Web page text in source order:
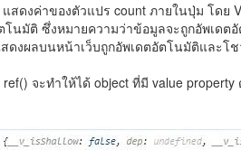
แสดงค่าของตัวแปร count ภายในปุ่ม โดย
โนมัติ ซึ่งหมายความว่าข้อมูลจะถูกอัพเดต
ดงผลบนหน้าเว็บถูกอัพเดตอัตโนมัติและโ
จะทำให้ได้ object ที่มี value property